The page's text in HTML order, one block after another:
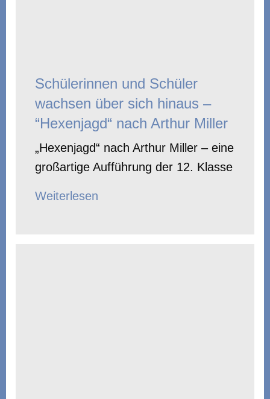
Schülerinnen und Schüler
wachsen über sich hinaus –
“Hexenjagd“ nach Arthur Miller
„Hexenjagd“ nach Arthur Miller – eine
großartige Aufführung der 12. Klasse
Weiterlesen